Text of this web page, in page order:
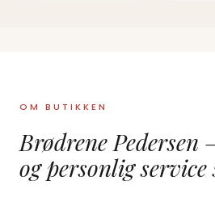
OM BUTIKKEN
Brødrene
og personlig service